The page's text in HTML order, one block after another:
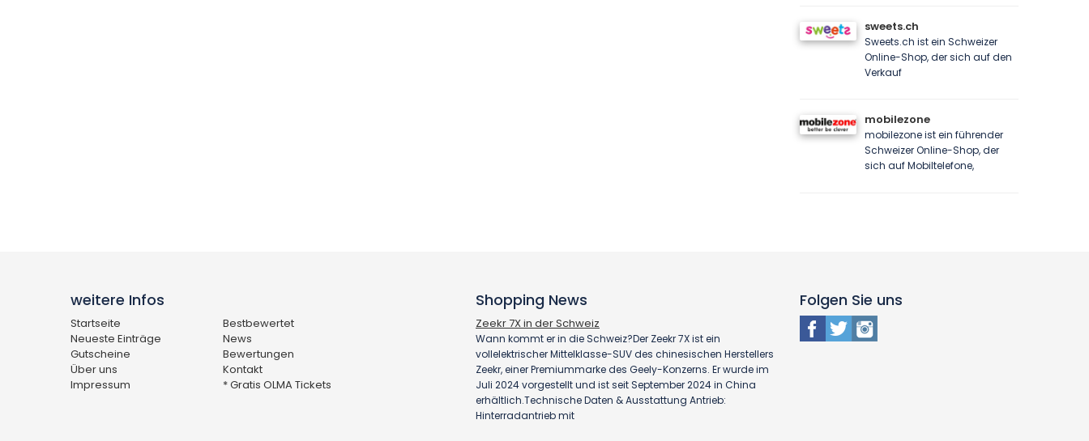
sweets.ch
Sweets.ch ist ein Schweizer
Online-Shop, der sich auf den
Verkauf
mobilezone
mobilezone ist ein führender
Schweizer Online-Shop, der
sich auf Mobiltelefone,
weitere Infos
Startseite
Bestbewertet
Neueste Einträge
News
Gutscheine
Bewertungen
Über uns
Kontakt
Impressum
* Gratis OLMA Tickets
Shopping News
Zeekr 7X in der Schweiz
Wann kommt er in die Schweiz?Der Zeekr 7X ist ein
vollelektrischer Mittelklasse-SUV des chinesischen Herstellers
Zeekr, einer Premiummarke des Geely-Konzerns. Er wurde im
Juli 2024 vorgestellt und ist seit September 2024 in China
erhältlich.Technische Daten & Ausstattung Antrieb:
Hinterradantrieb mit
Folgen Sie uns